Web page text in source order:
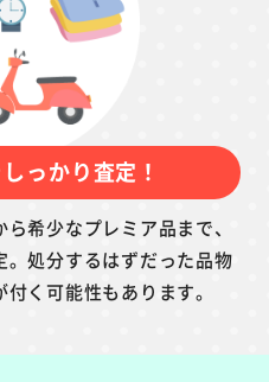
っかり査定！
希少なプレミア品まで、
処分するはずだった品物
く可能性もあります。